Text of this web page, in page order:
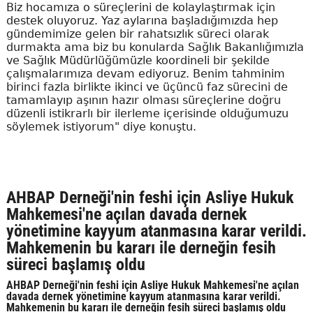
Biz hocamıza o süreçlerini de kolaylaştırmak için
destek oluyoruz. Yaz aylarına başladığımızda hep
gündemimize gelen bir rahatsızlık süreci olarak
durmakta ama biz bu konularda Sağlık Bakanlığımızla
ve Sağlık Müdürlüğümüzle koordineli bir şekilde
çalışmalarımıza devam ediyoruz. Benim tahminim
birinci fazla birlikte ikinci ve üçüncü faz sürecini de
tamamlayıp aşının hazır olması süreçlerine doğru
düzenli istikrarlı bir ilerleme içerisinde olduğumuzu
söylemek istiyorum" diye konuştu.
AHBAP Derneği'nin feshi için Asliye Hukuk
Mahkemesi'ne açılan davada dernek
yönetimine kayyum atanmasına karar verildi.
Mahkemenin bu kararı ile derneğin fesih
süreci başlamış oldu
AHBAP Derneği'nin feshi için Asliye Hukuk Mahkemesi'ne açılan
davada dernek yönetimine kayyum atanmasına karar verildi.
Mahkemenin bu kararı ile derneğin fesih süreci başlamış oldu